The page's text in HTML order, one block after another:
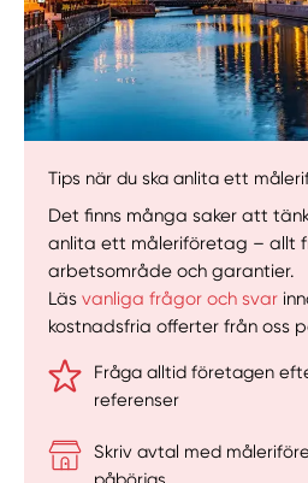
Tips när du ska anlita ett
Det finns många saker att
anlita ett måleriföretag – allt
arbetsområde och garantier.
Läsvanliga frågor och svar
kostnadsfria offerter från oss
Fråga alltid företagen
referenser
Skriv avtal med